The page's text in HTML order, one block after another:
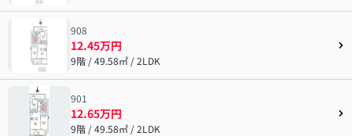
908
12.45万円
9階 / 49.58㎡ / 2LDK
901
12.65万円
9階 / 49.58㎡ / 2LDK